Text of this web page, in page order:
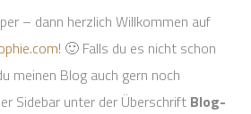
– dann herzlich Willkommen auf
! 🙂 Falls du es nicht schon
meinen Blog auch gern noch
Sidebar unter der Überschrift Blog-